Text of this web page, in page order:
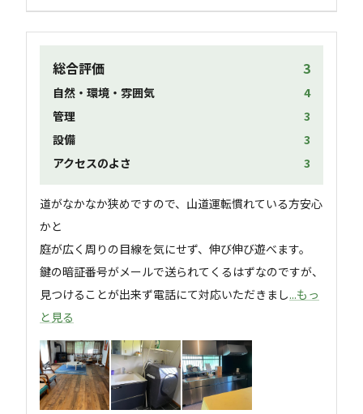
総合評価 3
自然・環境・雰囲気
4
管理
3
設備
3
アクセスのよさ
3
道がなかなか狭めですので、山道運転慣れている方安心
かと
庭が広く周りの目線を気にせず、伸び伸び遊べます。
鍵の暗証番号がメールで送られてくるはずなのですが、
見つけることが出来ず電話にて対応いただきまし...もっ
と見る